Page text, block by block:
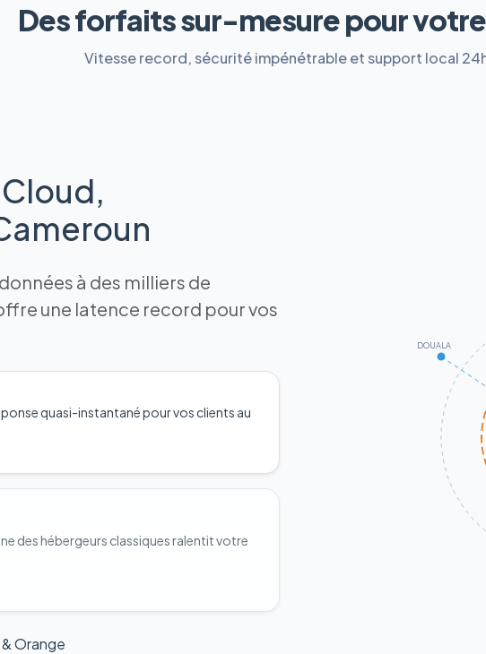
Des forfaits sur-mesure pour
Vitesse record, sécurité impénétrable et support local
à des milliers de
une latence record pour vos
quasi-instantané pour vos clients au
des hébergeurs classiques ralentit votre
Orange
DOUALA